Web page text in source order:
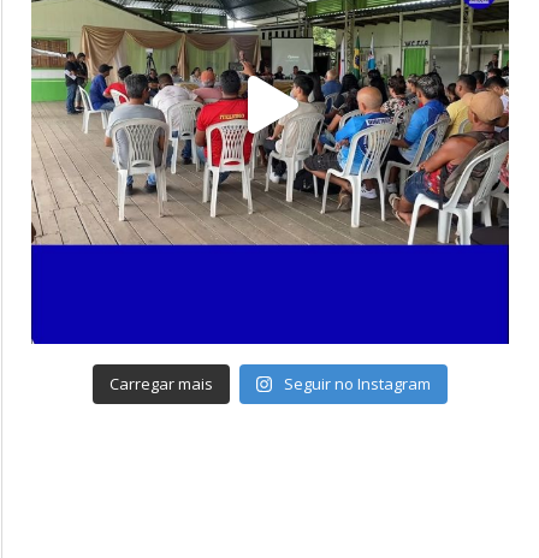
Carregar mais Seguir no Instagram